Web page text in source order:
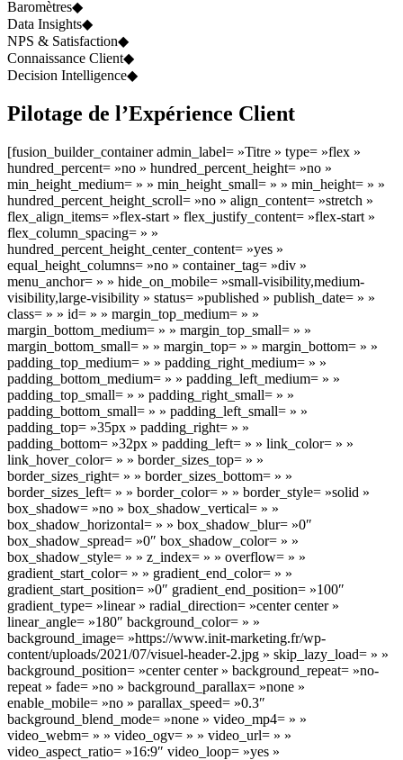
Baromètres◆
Data Insights◆
NPS & Satisfaction◆
Connaissance Client◆
Decision Intelligence◆
Pilotage de l’Expérience Client
[fusion_builder_container admin_label= »Titre » type= »flex »
hundred_percent= »no » hundred_percent_height= »no »
min_height_medium= » » min_height_small= » » min_height= » »
hundred_percent_height_scroll= »no » align_content= »stretch »
flex_align_items= »flex-start » flex_justify_content= »flex-start »
flex_column_spacing= » »
hundred_percent_height_center_content= »yes »
equal_height_columns= »no » container_tag= »div »
menu_anchor= » » hide_on_mobile= »small-visibility,medium-
visibility,large-visibility » status= »published » publish_date= » »
class= » » id= » » margin_top_medium= » »
margin_bottom_medium= » » margin_top_small= » »
margin_bottom_small= » » margin_top= » » margin_bottom= » »
padding_top_medium= » » padding_right_medium= » »
padding_bottom_medium= » » padding_left_medium= » »
padding_top_small= » » padding_right_small= » »
padding_bottom_small= » » padding_left_small= » »
padding_top= »35px » padding_right= » »
padding_bottom= »32px » padding_left= » » link_color= » »
link_hover_color= » » border_sizes_top= » »
border_sizes_right= » » border_sizes_bottom= » »
border_sizes_left= » » border_color= » » border_style= »solid »
box_shadow= »no » box_shadow_vertical= » »
box_shadow_horizontal= » » box_shadow_blur= »0″
box_shadow_spread= »0″ box_shadow_color= » »
box_shadow_style= » » z_index= » » overflow= » »
gradient_start_color= » » gradient_end_color= » »
gradient_start_position= »0″ gradient_end_position= »100″
gradient_type= »linear » radial_direction= »center center »
linear_angle= »180″ background_color= » »
background_image= »https://www.init-marketing.fr/wp-
content/uploads/2021/07/visuel-header-2.jpg » skip_lazy_load= » »
background_position= »center center » background_repeat= »no-
repeat » fade= »no » background_parallax= »none »
enable_mobile= »no » parallax_speed= »0.3″
background_blend_mode= »none » video_mp4= » »
video_webm= » » video_ogv= » » video_url= » »
video_aspect_ratio= »16:9″ video_loop= »yes »